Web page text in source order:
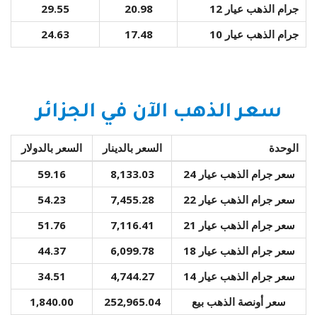
جرام الذهب عيار 12
20.98
29.55
جرام الذهب عيار 10
17.48
24.63
سعر الذهب الآن في الجزائر
الوحدة السعر بالدينار
السعر بالدولار
سعر جرام الذهب عيار 24
8,133.03
59.16
سعر جرام الذهب عيار 22
7,455.28
54.23
سعر جرام الذهب عيار 21
7,116.41
51.76
سعر جرام الذهب عيار 18
6,099.78
44.37
سعر جرام الذهب عيار 14
4,744.27
34.51
سعر أونصة الذهب بيع
252,965.04
1,840.00